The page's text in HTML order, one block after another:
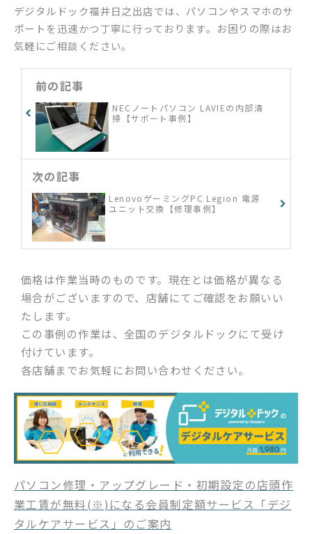
デジタルドック福井日之出店では、パソコンやスマホのサ
ポートを迅速かつ丁寧に行っております。お困りの際はお
気軽にご相談ください。
前の記事
NECノートパソコン LAVIEの内部清
掃【サポート事例】
次の記事
LenovoゲーミングPC Legion 電源
ユニット交換【修理事例】
価格は作業当時のものです。現在とは価格が異なる
場合がございますので、店舗にてご確認をお願いい
たします。
この事例の作業は、全国のデジタルドックにて受け
付けています。
各店舗までお気軽にお問い合わせください。
パソコン修理・アップグレード・初期設定の店頭作
業工賃が無料(※)になる会員制定額サービス「デジ
タルケアサービス」のご案内